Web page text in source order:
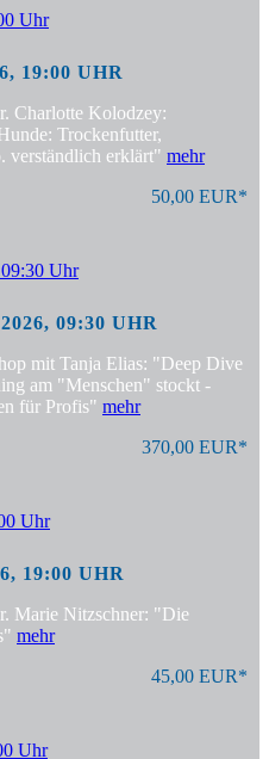
19:00 UHR
Charlotte Kolodzey:
Trockenfutter,
verständlich erklärt" mehr
50,00 EUR*
09:30 UHR
mit Tanja Elias: "Deep Dive
am "Menschen" stockt -
für Profis" mehr
370,00 EUR*
19:00 UHR
Marie Nitzschner: "Die
mehr
45,00 EUR*